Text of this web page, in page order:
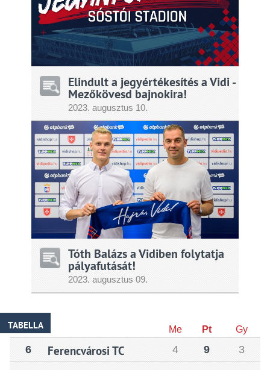
Elindult a jegyértékesítés a Vidi -
Mezőkövesd bajnokira!
2023.augusztus 10.
Tóth Balázs a Vidiben folytatja
pályafutását!
2023.augusztus 09.
TABELLA Me Pt Gy
6 Ferencvárosi TC 4 9
3